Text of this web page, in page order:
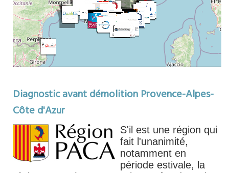
Diagnostic avant démolition Provence-Alpes-
Côte d'Azur
S'il est une région qui
fait l'unanimité,
notamment en
période estivale, la